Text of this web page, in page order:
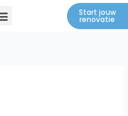
Menu Start jouw
renovatie